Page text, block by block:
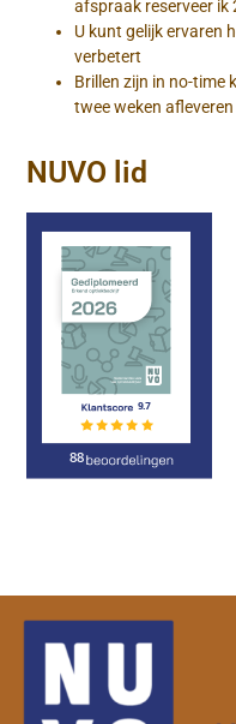
afspraak reserveer ik
U kunt gelijk ervaren
verbetert
Brillen zijn in no-time
twee weken afleveren
NUVO lid